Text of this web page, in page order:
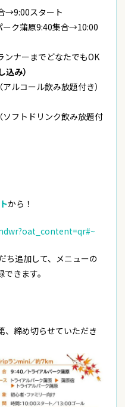
→9:00スタート
ク蒲原9:40集合→10:00
ンナーまでどなたでもOK
み）
ルコール飲み放題付き）
フトドリンク飲み放題付
から！
ち追加して、メニューの
きます。
締め切らせていただき